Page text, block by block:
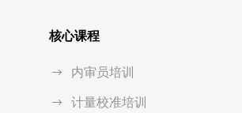
核心课程
内审员培训
计量校准培训